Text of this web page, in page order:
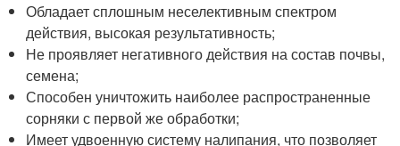
Обладает сплошным неселективным спектром
действия, высокая результативность;
Не проявляет негативного действия на состав почвы,
семена;
Способен уничтожить наиболее распространенные
сорняки с первой же обработки;
Имеет удвоенную систему налипания, что позволяет